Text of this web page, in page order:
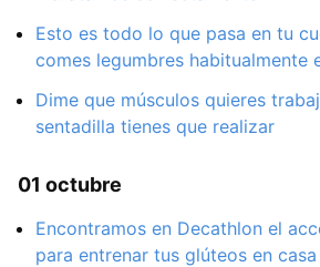
Esto es todo lo que pasa en tu
comes legumbres habitualmente
Dime que músculos quieres
sentadilla tienes que realizar
01 octubre
Encontramos en Decathlon el
para entrenar tus glúteos en casa